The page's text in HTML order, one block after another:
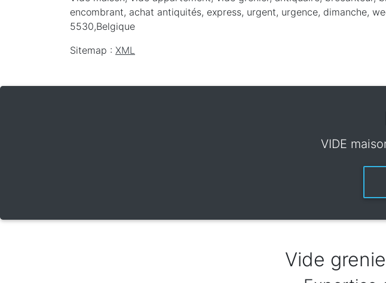
encombrant, achat antiquités, express, urgent, urgence, dimanche,
5530,Belgique
Sitemap : XML
VIDE
Vide